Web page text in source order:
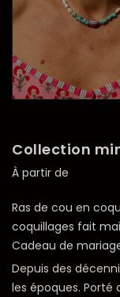
Collection
À partir de
Ras de cou en
coquillages fait
Cadeau de
Depuis des
les époques.